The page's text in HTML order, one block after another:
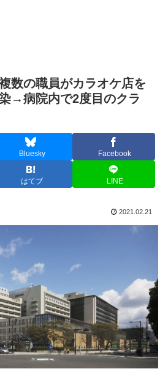
数の職員がカラオケ店を
→病院内で2度目のクラ
Bluesky Facebook
はてブ LINE
2021.02.21